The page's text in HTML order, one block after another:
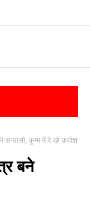
सन्यासी, कुम्भ में दे रहे उपदेश
बने